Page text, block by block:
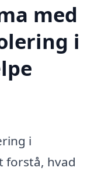
med
i
i
forstå, hvad